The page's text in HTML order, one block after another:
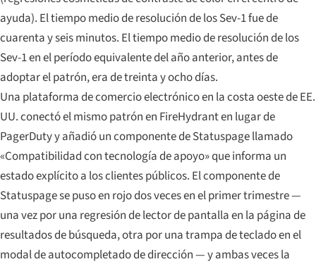
ayuda). El tiempo medio de resolución de los Sev-1 fue de
cuarenta y seis minutos. El tiempo medio de resolución de los
Sev-1 en el período equivalente del año anterior, antes de
adoptar el patrón, era de treinta y ocho días.
Una plataforma de comercio electrónico en la costa oeste de EE.
UU. conectó el mismo patrón en FireHydrant en lugar de
PagerDuty y añadió un componente de Statuspage llamado
«Compatibilidad con tecnología de apoyo» que informa un
estado explícito a los clientes públicos. El componente de
Statuspage se puso en rojo dos veces en el primer trimestre —
una vez por una regresión de lector de pantalla en la página de
resultados de búsqueda, otra por una trampa de teclado en el
modal de autocompletado de dirección — y ambas veces la